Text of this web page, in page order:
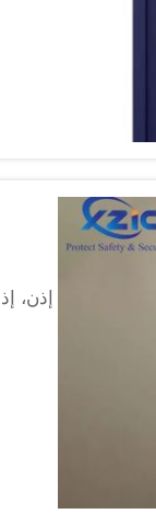
إذن،